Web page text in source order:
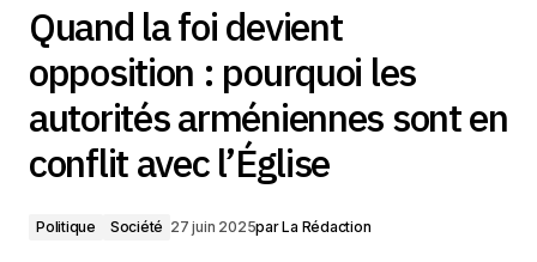
Quand la foi devient
opposition : pourquoi les
autorités arméniennes sont en
conflit avec l’Église
Politique Société 27 juin 2025parLa Rédaction